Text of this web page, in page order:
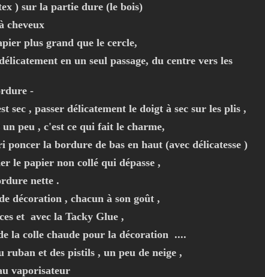
) sur la partie dure (le bois)
cheveux
plus grand que le cercle,
en un seul passage, du centre vers les
-
sec , passer délicatement le doigt à sec sur les plis ,
peu , c'est ce qui fait le charme,
poncer la bordure de bas en haut (avec délicatesse )
le papier non collé qui dépasse ,
nette .
décoration , chacun à son goût ,
et avec la Tacky Glue ,
la colle chaude pour la décoration ....
ruban et des pistils , un peu de neige ,
vaporisateur